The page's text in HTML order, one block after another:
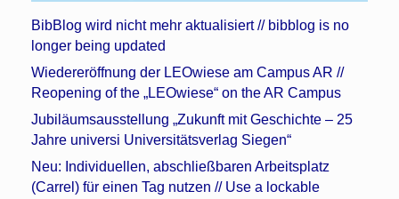
BibBlog wird nicht mehr aktualisiert // bibblog is no
longer being updated
Wiedereröffnung der LEOwiese am Campus AR //
Reopening of the „LEOwiese“ on the AR Campus
Jubiläumsausstellung „Zukunft mit Geschichte – 25
Jahre universi Universitätsverlag Siegen“
Neu: Individuellen, abschließbaren Arbeitsplatz
(Carrel) für einen Tag nutzen // Use a lockable